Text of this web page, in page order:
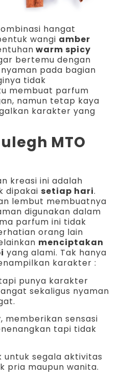
hangat
wangi amber
warm spicy
bertemu dengan
pada bagian
tidak
membuat parfum
namun tetap kaya
karakter yang
MTO
kreasi ini adalah
dipakai setiap hari.
lembut membuatnya
digunakan dalam
parfum ini tidak
orang lain
menciptakan
yang alami. Tak hanya
karakter :
punya karakter
sekaligus nyaman
, memberikan sensasi
tapi tidak
untuk segala aktivitas
pria maupun wanita.